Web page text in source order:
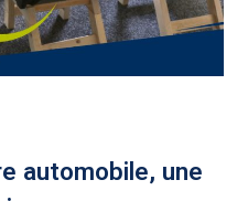
automobile, une